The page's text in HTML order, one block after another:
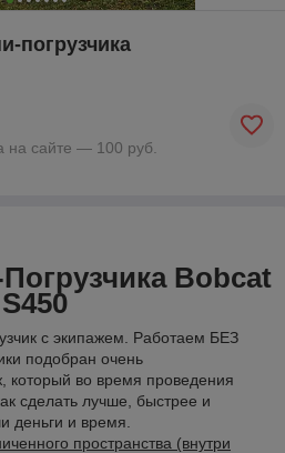
погрузчика
на сайте — 100 руб.
Bobcat
S450
с экипажем. Работаем БЕЗ
подобран очень
который во время проведения
сделать лучше, быстрее и
деньги и время.
пространства (внутри